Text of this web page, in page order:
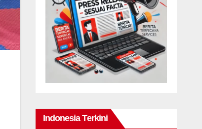
Indonesia Terkini